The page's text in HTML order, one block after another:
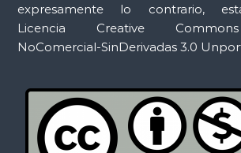
expresamente lo contrario,
Licencia Creative
NoComercial-SinDerivadas 3.0